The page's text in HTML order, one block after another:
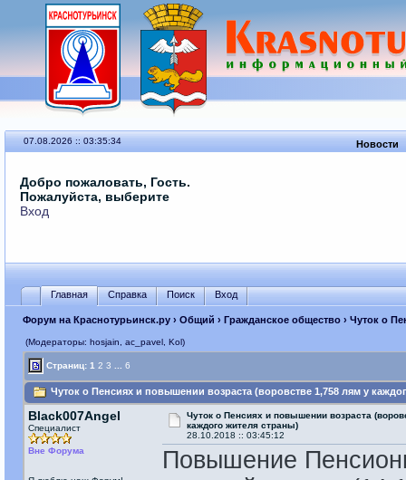
07.08.2026 :: 03:35:34 Новости
Добро пожаловать, Гость.
Пожалуйста, выберите
Вход
Главная Справка Поиск Вход
Форум на Краснотурьинск.ру› Общий › Гражданское общество› Чуток о
(Модераторы: hosjain, ac_pavel, Kol)
Страниц: 1 2 3 6
Чуток о Пенсиях и повышении возраста (воровстве 1,758 лям у
Black007Angel
Специалист
Вне Форума
Чуток о Пенсиях и повышении возраста
каждого жителя страны)
28.10.2018 :: 03:45:12
Повышение